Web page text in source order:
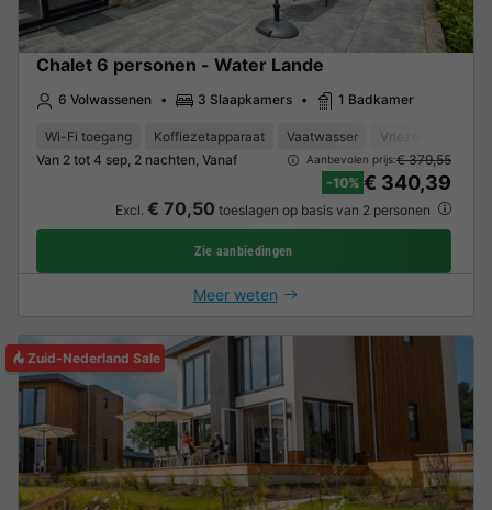
Chalet 6 personen - Water Lande
6 Volwassenen 3 Slaapkamers 1 Badkamer
Wi-Fi toegang Koffiezetapparaat Vaatwasser Vriezer
Van 2 tot 4 sep, 2 nachten, Vanaf
Aanbevolen prijs:€ 379,55
-10% € 340,39
Excl. € 70,50 toeslagen op basis van 2 personen
Zie aanbiedingen
Meer weten
Zuid-Nederland Sale